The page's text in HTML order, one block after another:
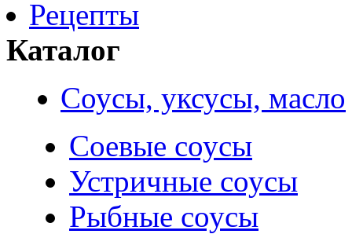
Рецепты
Каталог
Соусы, уксусы, масло
Соевые соусы
Устричные соусы
Рыбные соусы